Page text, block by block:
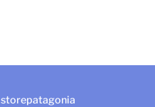
storepatagonia